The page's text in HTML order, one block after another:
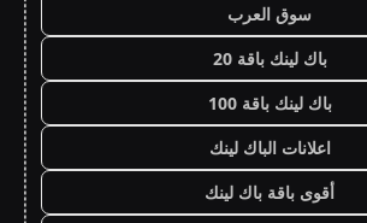
سوق العرب
باك لينك باقة 20
باك لينك باقة 100
اعلانات الباك لينك
أقوى باقة باك لينك